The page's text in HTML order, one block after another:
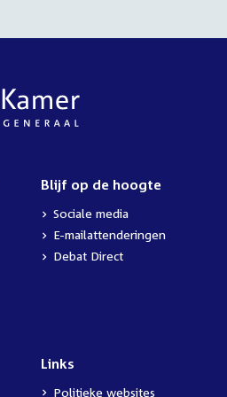
Blijf op de hoogte
Sociale media
E-mailattenderingen
Debat Direct
Links
Politieke websites